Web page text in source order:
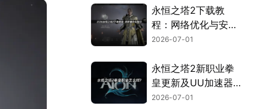
永恒之塔2下载教
程：网络优化与安装
全流程指南！
2026-07-01
永恒之塔2新职业拳
皇更新及UU加速器
联机优化指南！
2026-07-01